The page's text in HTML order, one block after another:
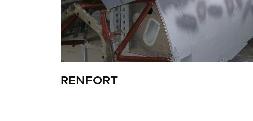
RENFORT